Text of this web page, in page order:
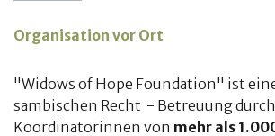
"Widows of Hope Foundation" ist
sambischen Recht - Betreuung
Koordinatorinnen von mehr als
Organisation vor Ort